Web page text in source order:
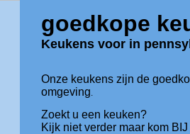
goedkope
Keukens voor in
Onze keukens zijn de
omgeving.
Zoekt u een keuken?
Kijk niet verder maar kom